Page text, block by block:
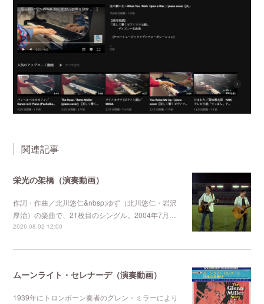
関連記事
栄光の架橋（演奏動画）
作詞・作曲／北川悠仁&nbsp;ゆず（北川悠仁・岩沢
厚治）の楽曲で、21枚目のシングル。2004年7月…
2026.08.02 12:00
ムーンライト・セレナーデ（演奏動画）
1939年にトロンボーン奏者のグレン・ミラーにより